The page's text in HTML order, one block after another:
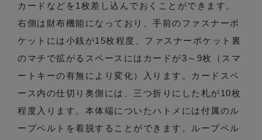
カードなどを1枚差し込んでおくことができます。
右側は財布機能になっており、手前のファスナーポ
ケットには小銭が15枚程度、ファスナーポケット裏
のマチで拡がるスペースにはカードが3～9枚（スマ
ートキーの有無により変化）入ります。カードスペ
ース内の仕切り奥側には、三つ折りにした札が10枚
程度入ります。本体端についたハトメには付属のル
ープベルトを着脱することができます。ループベル